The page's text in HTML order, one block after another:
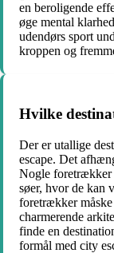
en beroligende
øge mental
udendørs sport
kroppen og
Hvilke
Der er utallige
escape. Det
Nogle foretrækker
søer, hvor de kan
foretrækker måske
charmerende
finde en
formål med city